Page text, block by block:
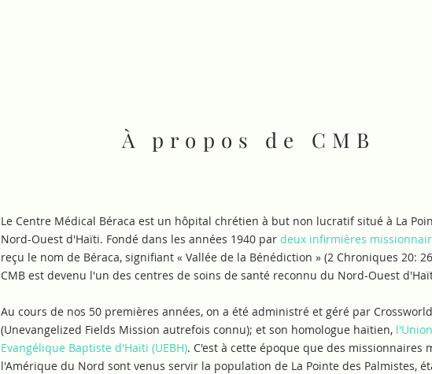
À propos de CMB
Le Centre Médical Béraca est un hôpital chrétien à but non lucratif situé à La
Nord-Ouest d'Haïti. Fondé dans les années 1940 par deux infirmières
reçu le nom de Béraca, signifiant « Vallée de la Bénédiction » (2 Chroniques 20:
CMB est devenu l'un des centres de soins de santé reconnu du Nord-Ouest
Au cours de nos 50 premières années, on a été administré et géré par Crossworld
(Unevangelized Fields Mission autrefois connu); et son homologue haïtien, l'Union
Evangélique Baptiste d'Haïti (UEBH). C'est à cette époque que des missionnaires
l'Amérique du Nord sont venus servir la population de La Pointe des Palmistes,